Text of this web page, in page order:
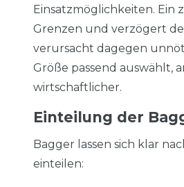
Einsatzmöglichkeiten. Ein
Grenzen und verzögert
verursacht dagegen
Größe passend auswählt,
wirtschaftlicher.
Einteilung der
Bagger lassen sich klar
einteilen: